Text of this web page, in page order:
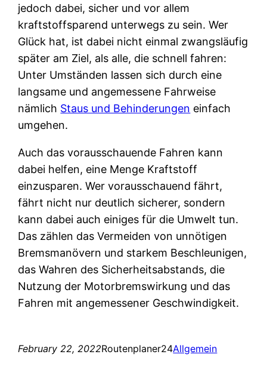
jedoch dabei, sicher und vor allem
kraftstoffsparend unterwegs zu sein. Wer
Glück hat, ist dabei nicht einmal zwangsläufig
später am Ziel, als alle, die schnell fahren:
Unter Umständen lassen sich durch eine
langsame und angemessene Fahrweise
nämlich Staus und Behinderungen einfach
umgehen.
Auch das vorausschauende Fahren kann
dabei helfen, eine Menge Kraftstoff
einzusparen. Wer vorausschauend fährt,
fährt nicht nur deutlich sicherer, sondern
kann dabei auch einiges für die Umwelt tun.
Das zählen das Vermeiden von unnötigen
Bremsmanövern und starkem Beschleunigen,
das Wahren des Sicherheitsabstands, die
Nutzung der Motorbremswirkung und das
Fahren mit angemessener Geschwindigkeit.
February 22, 2022Routenplaner24Allgemein